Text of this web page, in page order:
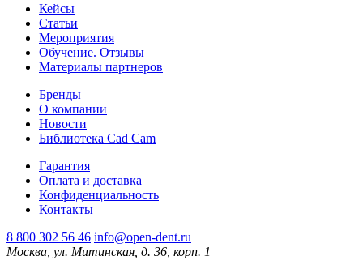
Кейсы
Статьи
Мероприятия
Обучение. Отзывы
Материалы партнеров
Бренды
О компании
Новости
Библиотека Cad Cam
Гарантия
Оплата и доставка
Конфиденциальность
Контакты
8 800 302 56 46 info@open-dent.ru
Москва, ул. Митинская, д. 36, корп. 1